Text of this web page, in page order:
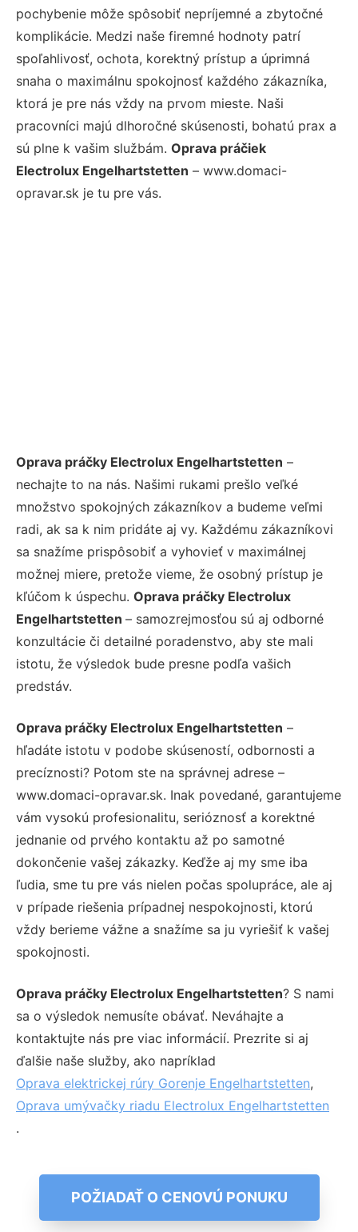
pochybenie môže spôsobiť nepríjemné a zbytočné
komplikácie. Medzi naše firemné hodnoty patrí
spoľahlivosť, ochota, korektný prístup a úprimná
snaha o maximálnu spokojnosť každého zákazníka,
ktorá je pre nás vždy na prvom mieste. Naši
pracovníci majú dlhoročné skúsenosti, bohatú prax a
sú plne k vašim službám. Oprava práčiek
Electrolux Engelhartstetten – www.domaci-
opravar.sk je tu pre vás.
Oprava práčky Electrolux Engelhartstetten –
nechajte to na nás. Našimi rukami prešlo veľké
množstvo spokojných zákazníkov a budeme veľmi
radi, ak sa k nim pridáte aj vy. Každému zákazníkovi
sa snažíme prispôsobiť a vyhovieť v maximálnej
možnej miere, pretože vieme, že osobný prístup je
kľúčom k úspechu. Oprava práčky Electrolux
Engelhartstetten – samozrejmosťou sú aj odborné
konzultácie či detailné poradenstvo, aby ste mali
istotu, že výsledok bude presne podľa vašich
predstáv.
Oprava práčky Electrolux Engelhartstetten –
hľadáte istotu v podobe skúseností, odbornosti a
precíznosti? Potom ste na správnej adrese –
www.domaci-opravar.sk. Inak povedané, garantujeme
vám vysokú profesionalitu, serióznosť a korektné
jednanie od prvého kontaktu až po samotné
dokončenie vašej zákazky. Keďže aj my sme iba
ľudia, sme tu pre vás nielen počas spolupráce, ale aj
v prípade riešenia prípadnej nespokojnosti, ktorú
vždy berieme vážne a snažíme sa ju vyriešiť k vašej
spokojnosti.
Oprava práčky Electrolux Engelhartstetten? S nami
sa o výsledok nemusíte obávať. Neváhajte a
kontaktujte nás pre viac informácií. Prezrite si aj
ďalšie naše služby, ako napríklad
Oprava elektrickej rúry Gorenje Engelhartstetten,
Oprava umývačky riadu Electrolux Engelhartstetten
.
POŽIADAŤ O CENOVÚ PONUKU